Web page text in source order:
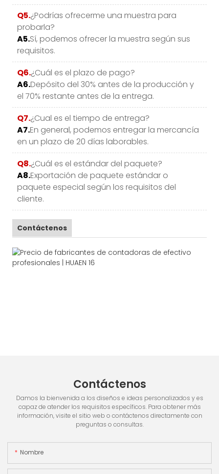
Q5.¿Podrías ofrecerme una muestra para
probarla?
A5.Sí, podemos ofrecer la muestra según sus
requisitos.
Q6.¿Cuál es el plazo de pago?
A6.Depósito del 30% antes de la producción y
el 70% restante antes de la entrega.
Q7.¿Cual es el tiempo de entrega?
A7.En general, podemos entregar la mercancía
en un plazo de 20 días laborables.
Q8.¿Cuál es el estándar del paquete?
A8.Exportación de paquete estándar o
paquete especial según los requisitos del
cliente.
Contáctenos
Contáctenos
Damos la bienvenida a los diseños e ideas personalizados y es
capaz de atender los requisitos específicos. Para obtener más
información, visite el sitio web o contáctenos directamente con
preguntas o consultas.
Nombre